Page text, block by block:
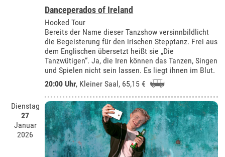
Danceperados of Ireland
Hooked Tour
Bereits der Name dieser Tanzshow versinnbildlicht
die Begeisterung für den irischen Stepptanz. Frei aus
dem Englischen übersetzt heißt sie „Die
Tanzwütigen“. Ja, die Iren können das Tanzen, Singen
und Spielen nicht sein lassen. Es liegt ihnen im Blut.
20:00 Uhr, Kleiner Saal , 65,15 €
Dienstag
27
Januar
2026